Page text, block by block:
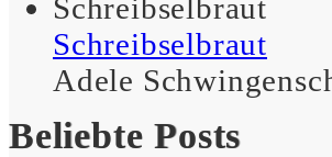
überzuckert, muss nicht
Schreibselbraut
Adele
Beliebte Posts